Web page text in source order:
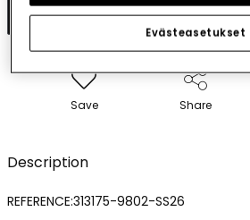
Add to cart
Save Share
Description
REFERENCE:313175-9802-SS26
Evästeasetukset